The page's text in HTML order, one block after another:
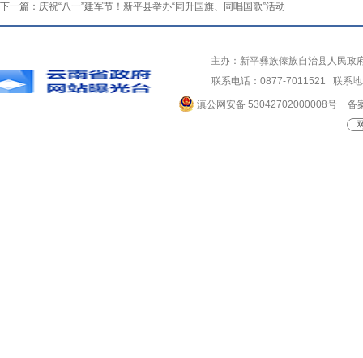
下一篇： 庆祝“八一”建军节！新平县举办“同升国旗、同唱国歌”活动
主办：新平彝族傣族自治县人民
联系电话：0877-7011521 联系
滇公网安备 53042702000008号
备